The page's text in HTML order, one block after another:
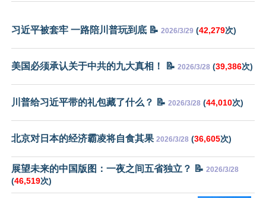
习近平被套牢 一路陪川普玩到底 📝 2026/3/29 (42,279次)
美国必须承认关于中共的九大真相！ 📝 2026/3/28 (39,386次)
川普给习近平带的礼包藏了什么？ 📝 2026/3/28 (44,010次)
北京对日本的经济霸凌将自食其果 2026/3/28 (36,605次)
展望未来的中国版图：一夜之间五省独立？ 📝 2026/3/28
(46,519次)